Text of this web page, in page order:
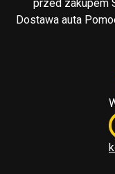
przed zakupem
Dostawa auta